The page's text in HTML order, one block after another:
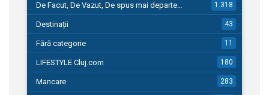
De Facut, De Vazut, De spus mai departe… 1.318
Destinații 43
Fără categorie 11
LIFESTYLE Cluj.com 180
Mancare 283